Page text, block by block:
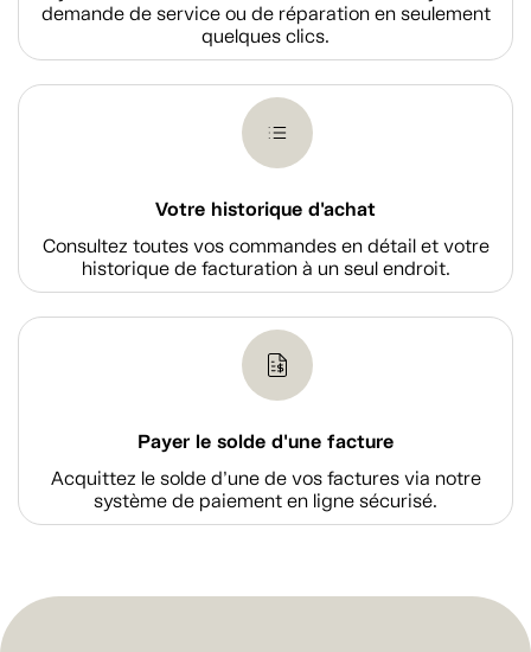
demande de service ou de réparation en seulement
quelques clics.
Votre historique d'achat
Consultez toutes vos commandes en détail et votre
historique de facturation à un seul endroit.
Payer le solde d'une facture
Acquittez le solde d’une de vos factures via notre
système de paiement en ligne sécurisé.